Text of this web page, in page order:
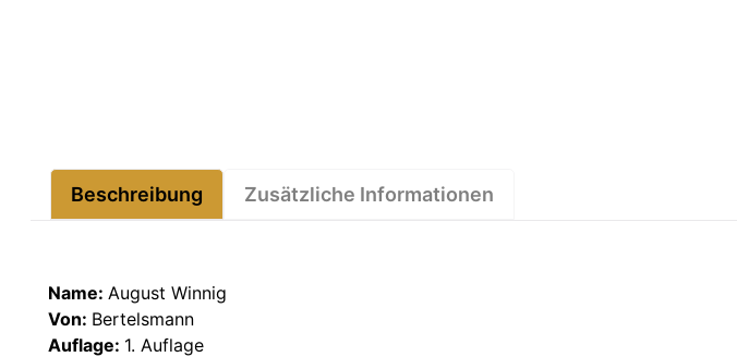
Beschreibung Zusätzliche Informationen
Name: August Winnig
Von: Bertelsmann
Auflage: 1. Auflage